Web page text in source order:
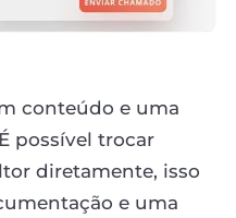
conteúdo e uma
possível trocar
diretamente, isso
e uma